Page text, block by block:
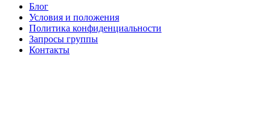
Блог
Условия и положения
Политика конфиденциальности
Запросы группы
Контакты